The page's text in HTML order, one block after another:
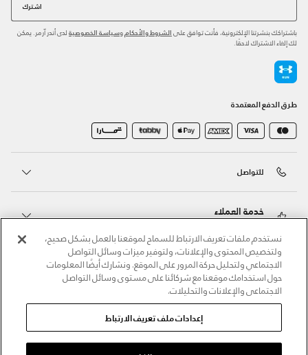
اشترك
باشتراكك بنشرتنا الإلكترونية، فأنت توافق على الشروط والأحكام وسياسة الخصوصية لدى أندر آرمر. يمكن
لك إلغاء الاشتراك لاحقًا.
طرق الدفع المعتمدة
للتواصل
خدمة العملاء
حول أندر آرمر
أندر آرمر على الشبكات الاجتماعية
نستخدم ملفات تعريف الارتباط للسماح لموقعنا بالعمل بشكل صحيح،
ولتخصيص المحتوى والإعلانات، ولتوفير ميزات وسائل التواصل
الاجتماعي ولتحليل حركة المرور على الموقع. ونشارك أيضًا المعلومات
حول استخدامك موقعنا مع شركائنا على مستوى وسائل التواصل
الاجتماعي والإعلانات والتحليلات.
إعدادات ملف تعريف الارتباط